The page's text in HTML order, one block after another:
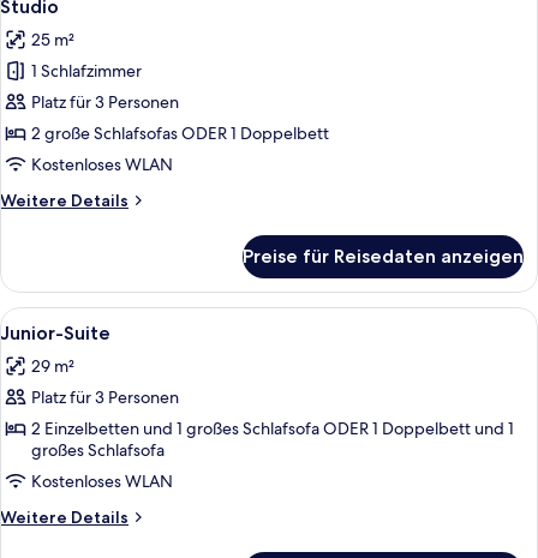
Fotos
für
Studio
anzeigen
Studio
25 m²
1 Schlafzimmer
Platz für 3 Personen
2 große Schlafsofas ODER 1 Doppelbett
Kostenloses WLAN
Weitere Details
Weitere
Preise für Reisedaten anzeigen
Alle
Fotos
für
Junior-
Suite
anzeigen
Ein modernes Schlafzimmer mit
12
Junior-Suite
29 m²
Platz für 3 Personen
2 Einzelbetten und 1 großes Schlafsofa ODER 1 Doppelbett und 1
großes Schlafsofa
Kostenloses WLAN
Weitere Details
Weitere